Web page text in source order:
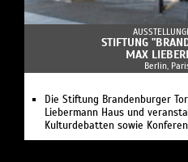
STIFTUNG
MAX
Berlin,
Die Stiftung Brandenburger
Liebermann Haus und
Kulturdebatten sowie